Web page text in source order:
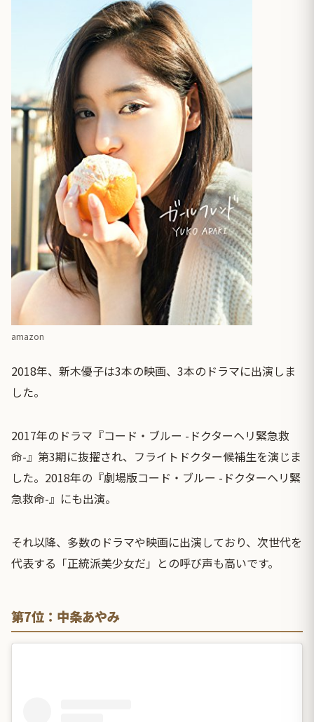
amazon
2018年、新木優子は3本の映画、3本のドラマに出演しま
した。
2017年のドラマ『コード・ブルー -ドクターヘリ緊急救
命-』第3期に抜擢され、フライトドクター候補生を演じま
した。2018年の『劇場版コード・ブルー -ドクターヘリ緊
急救命-』にも出演。
それ以降、多数のドラマや映画に出演しており、次世代を
代表する「正統派美少女だ」との呼び声も高いです。
第7位：中条あやみ